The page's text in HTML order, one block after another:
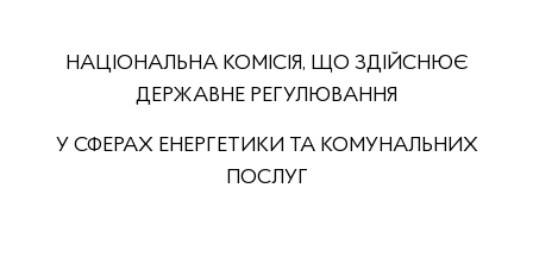
НАЦІОНАЛЬНА КОМІСІЯ, ЩО ЗДІЙСНЮЄ
ДЕРЖАВНЕ РЕГУЛЮВАННЯ
У СФЕРАХ ЕНЕРГЕТИКИ ТА КОМУНАЛЬНИХ
ПОСЛУГ